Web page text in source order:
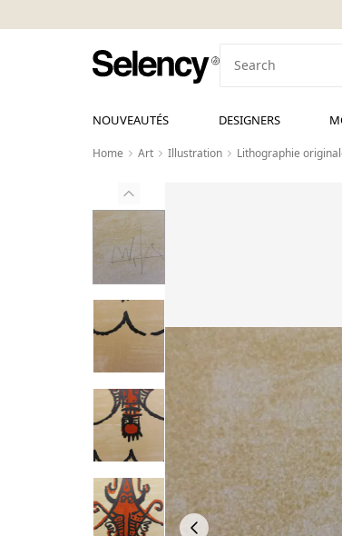
NOUVEAUTÉS DESIGNERS
Home Art Illustration Lithographie